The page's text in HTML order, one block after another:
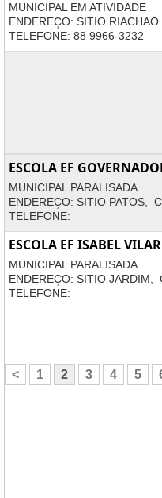
MUNICIPAL EM ATIVIDADE
ENDEREÇO: SITIO
TELEFONE: 88 9966-3232
ESCOLA EF
MUNICIPAL PARALISADA
ENDEREÇO: SITIO PATOS,
TELEFONE:
ESCOLA EF ISABEL
MUNICIPAL PARALISADA
ENDEREÇO: SITIO JARDIM,
TELEFONE:
< 1 2 3 4 5